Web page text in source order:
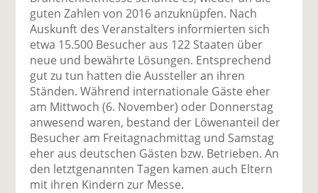
e
b
o
o
k
te
il
e
n
n k
e
di
n
te
e
n
ai
v
er
se
d
e
n
guten Zahlen von 2016 anzuknüpfen. Nach
Auskunft des Veranstalters informierten sich
etwa 15.500 Besucher aus 122 Staaten über
neue und bewährte Lösungen. Entsprechend
gut zu tun hatten die Aussteller an ihren
Ständen. Während internationale Gäste eher
am Mittwoch (6. November) oder Donnerstag
anwesend waren, bestand der Löwenanteil der
Besucher am Freitagnachmittag und Samstag
eher aus deutschen Gästen bzw. Betrieben. An
den letztgenannten Tagen kamen auch Eltern
mit ihren Kindern zur Messe.